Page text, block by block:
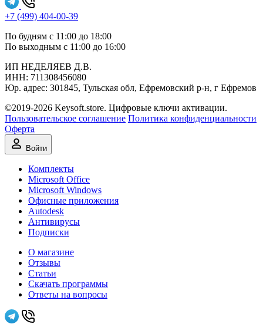
+7 (499) 404-00-39
По будням с 11:00 до 18:00
По выходным с 11:00 до 16:00
ИП НЕДЕЛЯЕВ Д.В.
ИНН: 711308‍456080
Юр. адрес: 301845, Тульская обл, Ефремовский р-н, г Ефремов
©2019-2026 Keysoft.store. Цифровые ключи активации.
Пользовательское соглашение Политика конфиденциальности
Оферта
Войти
Комплекты
Microsoft Office
Microsoft Windows
Офисные приложения
Autodesk
Антивирусы
Подписки
О магазине
Отзывы
Статьи
Скачать программы
Ответы на вопросы